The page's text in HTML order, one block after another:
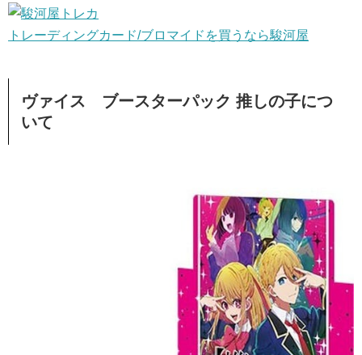
トレーディングカード/ブロマイドを買うなら駿河屋
ヴァイス ブースターパック 推しの子につ
いて